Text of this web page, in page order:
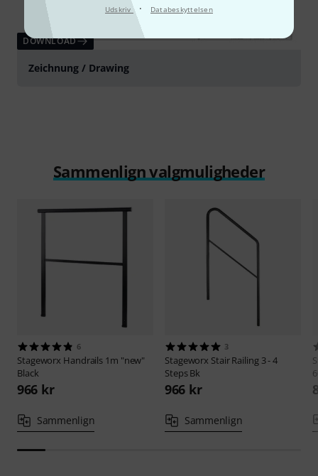
Udskriv · Databeskyttelsen
DOWNLOAD
Zeichnung / Drawing
Sammenlign valgmuligheder
6
Stageworx Handrails 1m "new"
Black
966 kr
Sammenlign
3
Stageworx Stair Railing 3 - 4
Steps Bk
966 kr
Sammenlign